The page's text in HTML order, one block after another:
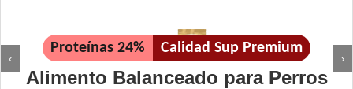
‹ ›
Proteínas 24% Calidad Sup Premium
Alimento Balanceado para Perros